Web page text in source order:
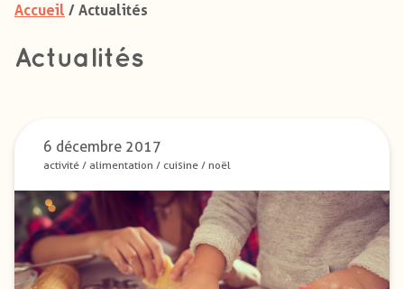
Accueil / Actualités
Actualités
6 décembre 2017
activité / alimentation / cuisine / noël